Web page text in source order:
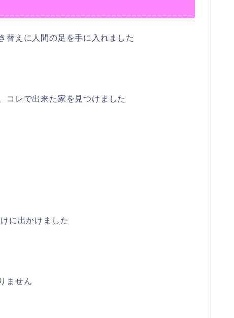
替えに人間の足を手に入れました
コレで出来た家を見つけました
に出かけました
ません